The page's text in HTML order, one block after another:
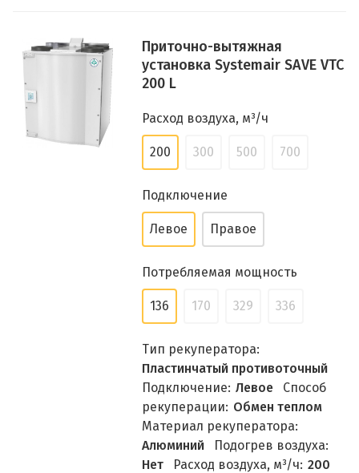
Приточно-вытяжная
установка Systemair SAVE VTC
200 L
Расход воздуха, м³/ч
200 300 500 700
Подключение
Левое Правое
Потребляемая мощность
136 170 329 336
Тип рекуператора:
Пластинчатый противоточный
Подключение: Левое
Способ
рекуперации: Обмен теплом
Материал рекуператора:
Алюминий
Подогрев воздуха:
Нет
Расход воздуха, м³/ч: 200